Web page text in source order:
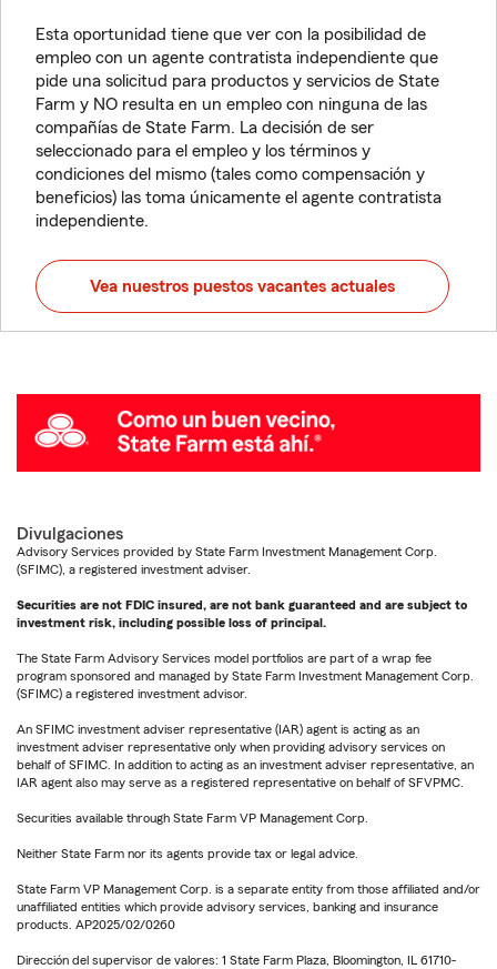
Esta oportunidad tiene que ver con la posibilidad de
empleo con un agente contratista independiente que
pide una solicitud para productos y servicios de State
Farm y NO resulta en un empleo con ninguna de las
compañías de State Farm. La decisión de ser
seleccionado para el empleo y los términos y
condiciones del mismo (tales como compensación y
beneficios) las toma únicamente el agente contratista
independiente.
Vea nuestros puestos vacantes actuales
Divulgaciones
Advisory Services provided by State Farm Investment Management Corp.
(SFIMC), a registered investment adviser.
Securities are not FDIC insured, are not bank guaranteed and are subject to
investment risk, including possible loss of principal.
The State Farm Advisory Services model portfolios are part of a wrap fee
program sponsored and managed by State Farm Investment Management Corp.
(SFIMC) a registered investment advisor.
An SFIMC investment adviser representative (IAR) agent is acting as an
investment adviser representative only when providing advisory services on
behalf of SFIMC. In addition to acting as an investment adviser representative, an
IAR agent also may serve as a registered representative on behalf of SFVPMC.
Securities available through State Farm VP Management Corp.
Neither State Farm nor its agents provide tax or legal advice.
State Farm VP Management Corp. is a separate entity from those affiliated and/or
unaffiliated entities which provide advisory services, banking and insurance
products. AP2025/02/0260
Dirección del supervisor de valores: 1 State Farm Plaza, Bloomington, IL 61710-